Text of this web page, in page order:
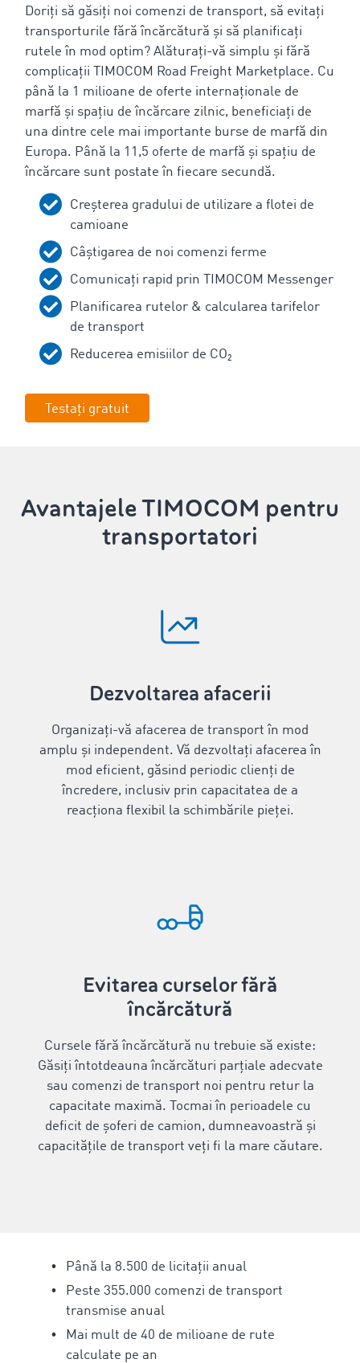
Doriți să găsiți noi comenzi de transport, să evitați
transporturile fără încărcătură și să planificați
rutele în mod optim? Alăturați-vă simplu și fără
complicații TIMOCOM Road Freight Marketplace. Cu
până la 1 milioane de oferte internaționale de
marfă și spațiu de încărcare zilnic, beneficiați de
una dintre cele mai importante burse de marfă din
Europa. Până la 11,5 oferte de marfă și spațiu de
încărcare sunt postate în fiecare secundă.
Creșterea gradului de utilizare a flotei de
camioane
Câștigarea de noi comenzi ferme
Comunicați rapid prin TIMOCOM Messenger
Planificarea rutelor & calcularea tarifelor
de transport
Reducerea emisiilor de CO₂
Testați gratuit
Avantajele TIMOCOM pentru
transportatori
Dezvoltarea afacerii
Organizați-vă afacerea de transport în mod
amplu și independent. Vă dezvoltați afacerea în
mod eficient, găsind periodic clienți de
încredere, inclusiv prin capacitatea de a
reacționa flexibil la schimbările pieței.
Evitarea curselor fără
încărcătură
Cursele fără încărcătură nu trebuie să existe:
Găsiți întotdeauna încărcături parțiale adecvate
sau comenzi de transport noi pentru retur la
capacitate maximă. Tocmai în perioadele cu
deficit de șoferi de camion, dumneavoastră și
capacitățile de transport veți fi la mare căutare.
Până la 8.500 de licitații anual
Peste 355.000 comenzi de transport
transmise anual
Mai mult de 40 de milioane de rute
calculate pe an